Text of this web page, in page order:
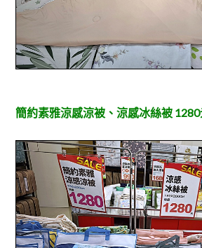
簡約素雅涼感涼被、涼感冰絲被